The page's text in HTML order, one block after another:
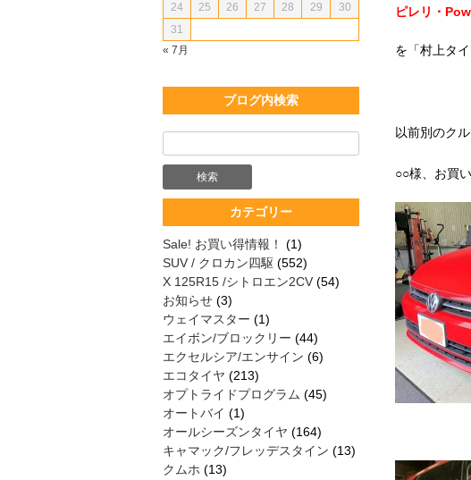
ピレリ・
を「村上タ
以前別のク
○○様、お買
« 7月
24
25 26 27 28 29
30
31
ブログ内検索
カテゴリー
Sale! お買い得情報！
(1)
SUV / クロカン四駆 (552)
X 125R15 /シトロエン2CV (54)
お知らせ (3)
ウェイマスター (1)
エイボン/ブロックリー (44)
エクセルシア/エンサイン (6)
エコタイヤ (213)
オプトライドプログラム (45)
オートバイ (1)
オールシーズンタイヤ (164)
キャマック/フレッデスタイン (13)
クムホ (13)